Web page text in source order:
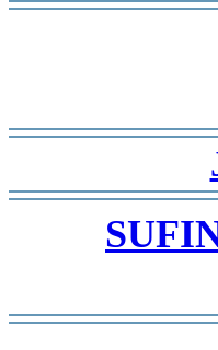
-
-
-
-